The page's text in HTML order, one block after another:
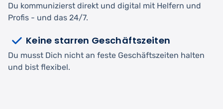
Du kommunizierst direkt und digital mit Helfern und
Profis - und das 24/7.
Keine starren Geschäftszeiten
Du musst Dich nicht an feste Geschäftszeiten halten
und bist flexibel.